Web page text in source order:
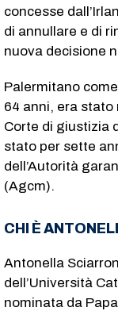
concesse
di annullare e di
nuova decisione
Palermitano
64 anni, era
Corte di giustizia
stato per sette
dell’Autorità
(Agcm).
CHI È
Antonella
dell’Università
nominata da